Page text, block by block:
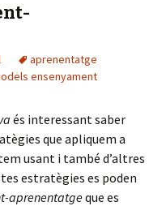
aprenentatge
ensenyament
és interessant saber
que apliquem a
usant i també d’altres
estratègies es poden
aprenentatgeque es